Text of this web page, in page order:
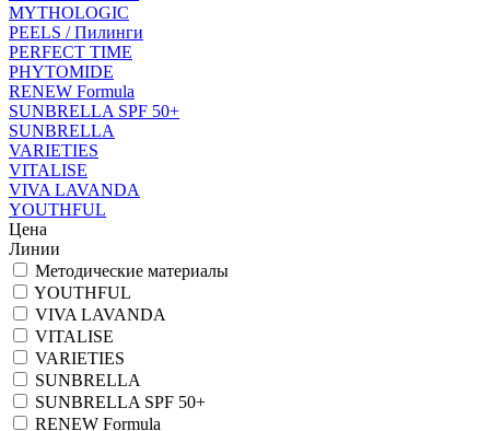
MYTHOLOGIC
PEELS / Пилинги
PERFECT TIME
PHYTOMIDE
RENEW Formula
SUNBRELLA SPF 50+
SUNBRELLA
VARIETIES
VITALISE
VIVA LAVANDA
YOUTHFUL
Цена
Линии
Методические материалы
YOUTHFUL
VIVA LAVANDA
VITALISE
VARIETIES
SUNBRELLA
SUNBRELLA SPF 50+
RENEW Formula